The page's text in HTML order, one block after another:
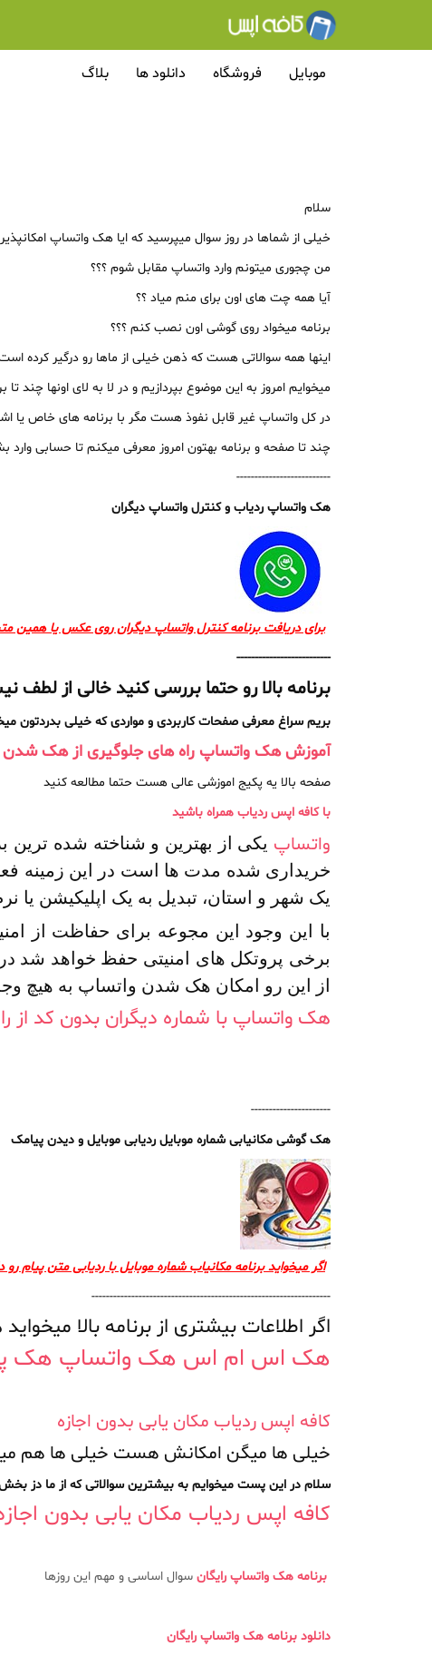
موبایل فروشگاه دانلود ها بلاگ
سلام
خیلی از شماها در روز سوال میپرسید که ایا هک واتساپ
من چجوری میتونم وارد واتساپ مقابل شوم ؟؟؟
آیا همه چت های اون برای منم میاد ؟؟
برنامه میخواد روی گوشی اون نصب کنم ؟؟؟
اینها همه سوالاتی هست که ذهن خیلی از ماها رو درگیر کرده
میخوایم امروز به این موضوع بپردازیم و در لا به لای اونها چند
در کل واتساپ غیر قابل نفوذ هست مگر با برنامه های خاص یا
چند تا صفحه و برنامه بهتون امروز معرفی میکنم تا حسابی
--------------------------
هک واتساپ ردیاب و کنترل واتساپ دیگران
برای دریافت برنامه کنترل واتساپ دیگران روی عکس یا همین
--------------------------
برنامه بالا رو حتما بررسی کنید خالی از لطف
بریم سراغ معرفی صفحات کاربردی و مواردی که خیلی بدردتون
آموزش هک واتساپ راه های جلوگیری از هک شدن
صفحه بالا یه پکیج اموزشی عالی هست حتما مطالعه کنید
با کافه اپس ردیاب همراه باشید
واتساپ یکی از بهترین و شناخته شده
خریداری شده مدت ها است در این زمینه
یک شهر و استان، تبدیل به یک اپلیکیشن یا
با این وجود این مجوعه برای حفاظت از
برخی پروتکل های امنیتی حفظ خواهد شد
از این رو امکان هک شدن واتساپ به هیچ
هک واتساپ با شماره دیگران بدون کد از
----------------------
هک گوشی مکانیابی شماره موبایل ردیابی موبایل و دیدن پیامک
اگر میخواید برنامه مکانیاب شماره موبایل با ردیابی متن پیام
------------------------------------------------------------------
اگر اطلاعات بیشتری از برنامه بالا
هک اس ام اس هک واتساپ هک
کافه اپس ردیاب مکان یابی بدون اجازه
خیلی ها میگن امکانش هست خیلی ها هم
سلام در این پست میخوایم به بیشترین سوالاتی که از ما دز
کافه اپس ردیاب مکان یابی بدون
برنامه هک واتساپ رایگان سوال اساسی و مهم این روزها
دانلود برنامه هک واتساپ رایگان